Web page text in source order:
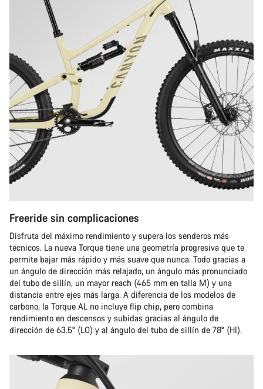
Freeride sin complicaciones
Disfruta del máximo rendimiento y supera los senderos más
técnicos. La nueva Torque tiene una geometría progresiva que te
permite bajar más rápido y más suave que nunca. Todo gracias a
un ángulo de dirección más relajado, un ángulo más pronunciado
del tubo de sillín, un mayor reach (465 mm en talla M) y una
distancia entre ejes más larga. A diferencia de los modelos de
carbono, la Torque AL no incluye flip chip, pero combina
rendimiento en descensos y subidas gracias al ángulo de
dirección de 63.5° (LO) y al ángulo del tubo de sillín de 78° (HI).